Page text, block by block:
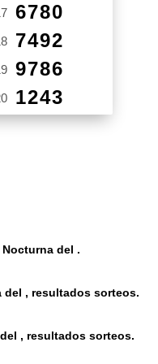
6780
7492
9786
1243
del .
del , resultados sorteos.
, resultados sorteos.